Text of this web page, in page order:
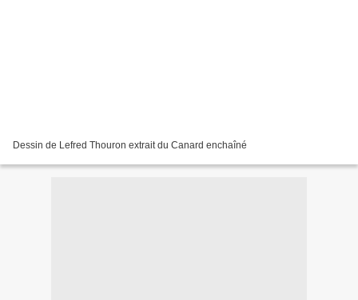
Dessin de Lefred Thouron extrait du Canard enchaîné